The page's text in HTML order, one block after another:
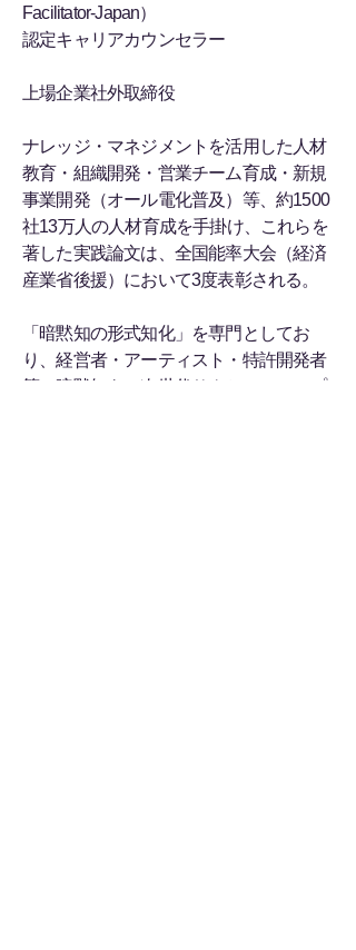
Facilitator-Japan）
認定キャリアカウンセラー
上場企業社外取締役
ナレッジ・マネジメントを活用した人材
教育・組織開発・営業チーム育成・新規
事業開発（オール電化普及）等、約1500
社13万人の人材育成を手掛け、これらを
著した実践論文は、全国能率大会（経済
産業省後援）において3度表彰される。
「暗黙知の形式知化」を専門としてお
り、経営者・アーティスト・特許開発者
等の暗黙知を、次世代サクセッションプ